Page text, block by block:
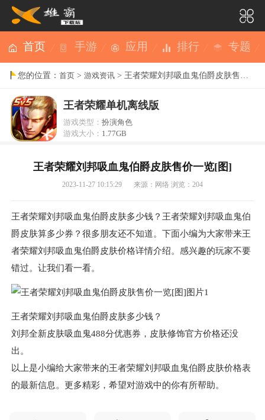
首页 手游 应用 排行 专题
您的位置：首页 >游戏资讯 > 王者荣耀刘邦吸血鬼伯爵皮肤售价一览[图]
王者荣耀单机离线版
游戏类型：扮演角色
游戏大小： 1.77GB
王者荣耀刘邦吸血鬼伯爵皮肤售价一览[图]
2023-11-27 10:15:29 来源：网络 浏览：204
王者荣耀刘邦吸血鬼伯爵皮肤多少钱？王者荣耀刘邦吸血鬼伯
爵皮肤算多少券？很多朋友还不知道。下面小编为大家带来王
者荣耀刘邦吸血鬼伯爵皮肤价格详情介绍。感兴趣的玩家不要
错过。让我们看一看。
王者荣耀刘邦吸血鬼伯爵皮肤多少钱？
刘邦全新皮肤吸血鬼488分优惠券，皮肤修饰官方价格还没
出。
以上是小编给大家带来的王者荣耀刘邦吸血鬼伯爵皮肤价格表
的最新信息。更多精彩，希望对游戏中的你有所帮助。